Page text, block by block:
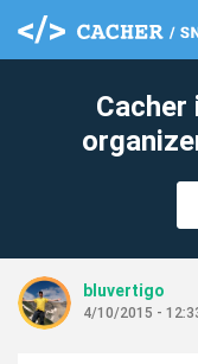
Cacher
bluvertigo
4/10/2015 -